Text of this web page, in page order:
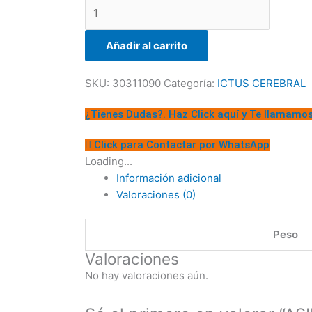
Añadir al carrito
SKU: 30311090 Categoría: ICTUS CEREBRAL
¿Tienes Dudas?. Haz Click aquí y Te
Click para Contactar por WhatsApp
Loading...
Información adicional
Valoraciones (0)
Peso
Valoraciones
No hay valoraciones aún.